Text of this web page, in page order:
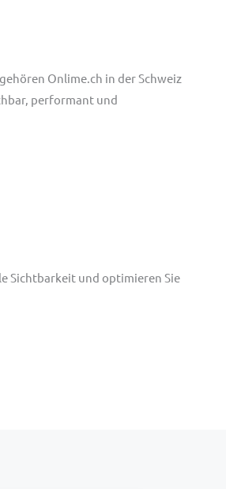
Onlime.ch in der Schweiz
performant und
Sichtbarkeit und optimieren Sie